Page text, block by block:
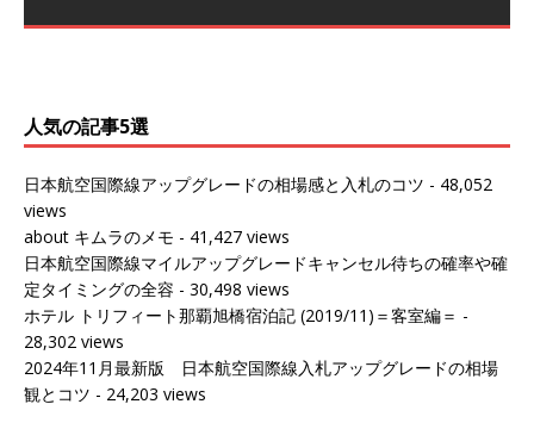
人気の記事5選
日本航空国際線アップグレードの相場感と入札のコツ - 48,052
views
about キムラのメモ - 41,427 views
日本航空国際線マイルアップグレードキャンセル待ちの確率や確
定タイミングの全容 - 30,498 views
ホテル トリフィート那覇旭橋宿泊記 (2019/11)＝客室編＝ -
28,302 views
2024年11月最新版 日本航空国際線入札アップグレードの相場
観とコツ - 24,203 views